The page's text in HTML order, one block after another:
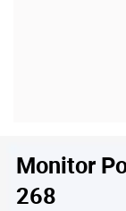
Monitor
268